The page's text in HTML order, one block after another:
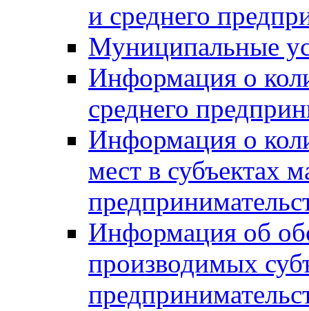
и среднего
Муниципальные
Информация о
среднего
Информация о
мест в субъектах
Информация об
производимых